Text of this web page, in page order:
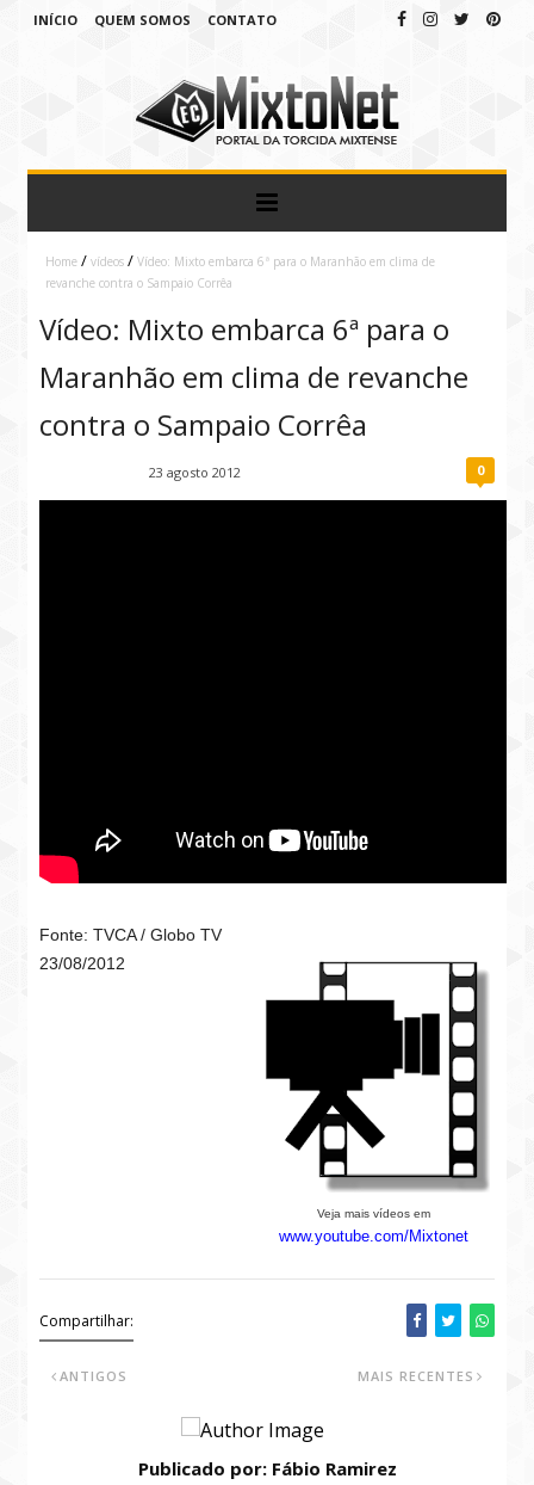
INÍCIO QUEM SOMOS CONTATO
Home / vídeos / Vídeo: Mixto embarca 6ª para o Maranhão em clima de
revanche contra o Sampaio Corrêa
Vídeo: Mixto embarca 6ª para o
Maranhão em clima de revanche
contra o Sampaio Corrêa
23 agosto 2012 0
Fonte: TVCA / Globo TV
Veja mais vídeos em
www.youtube.com/Mixtonet
23/08/2012
Compartilhar:
MAIS RECENTES
ANTIGOS
Publicado por: Fábio Ramirez